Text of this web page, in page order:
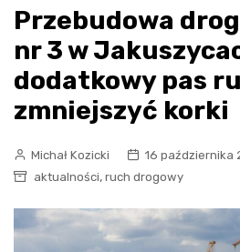
Przebudowa
nr 3 w
dodatkowy pas
zmniejszyć korki
Michał Kozicki
16 października
aktualności, ruch drogowy